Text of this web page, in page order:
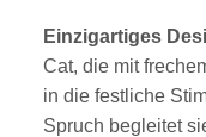
Einzigartiges
Cat, die mit
in die festliche
Spruch begleitet